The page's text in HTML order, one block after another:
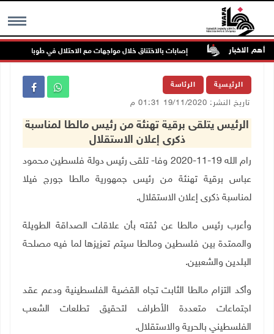
MENU أهم الاخبار
للرصاص إصابات بالاختناق خلال مواجهات مع الاحتلال في طوباس
الرئيسية الرئاسة
تاريخ النشر: 19/11/2020 01:31 م
الرئيس يتلقى برقية تهنئة من رئيس مالطا لمناسبة
ذكرى إعلان الاستقلال
رام الله 19-11-2020 وفا- تلقى رئيس دولة فلسطين محمود
عباس برقية تهنئة من رئيس جمهورية مالطا جورج فيلا
لمناسبة ذكرى إعلان الاستقلال.
وأعرب رئيس مالطا عن ثقته بأن علاقات الصداقة الطويلة
والممتدة بين فلسطين ومالطا سيتم تعزيزها لما فيه مصلحة
البلدين والشعبين.
وأكد التزام مالطا الثابت تجاه القضية الفلسطينية ودعم عقد
اجتماعات متعددة الأطراف لتحقيق تطلعات الشعب
الفلسطيني بالحرية والاستقلال.